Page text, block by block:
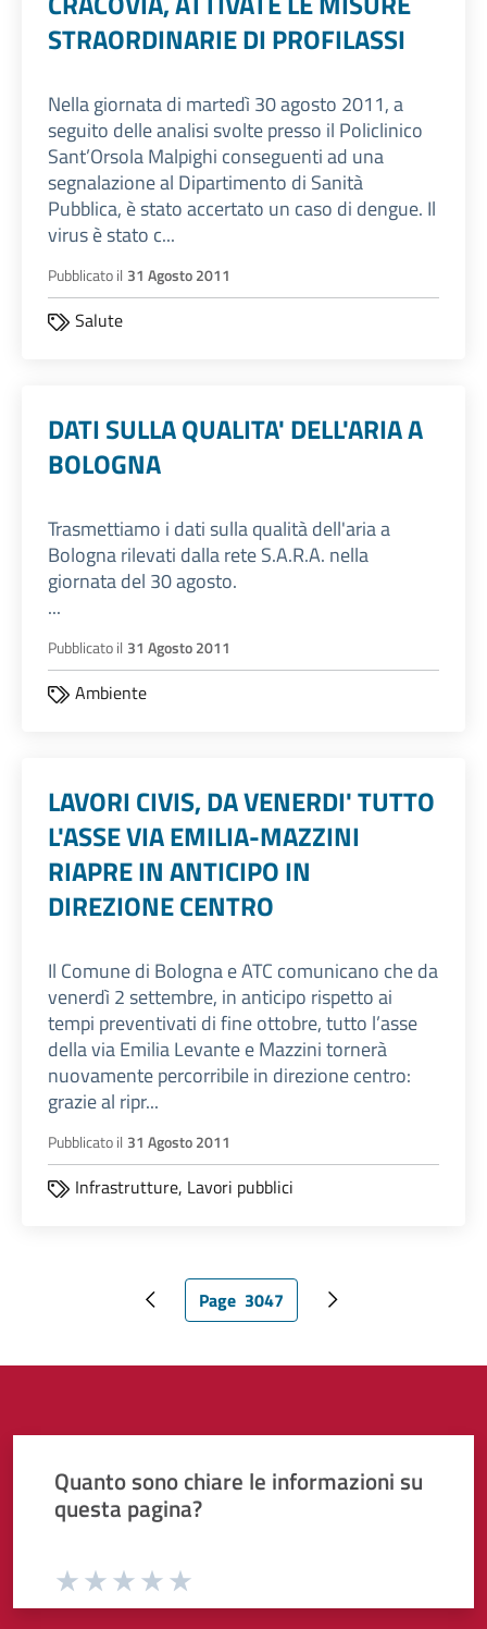
STRAORDINARIE DI PROFILASSI
Nella giornata di martedì 30 agosto 2011, a
seguito delle analisi svolte presso il Policlinico
Sant’Orsola Malpighi conseguenti ad una
segnalazione al Dipartimento di Sanità
Pubblica, è stato accertato un caso di dengue. Il
virus è stato c...
Pubblicato il 31 Agosto 2011
Salute
DATI SULLA QUALITA' DELL'ARIA A
BOLOGNA
Trasmettiamo i dati sulla qualità dell'aria a
Bologna rilevati dalla rete S.A.R.A. nella
giornata del 30 agosto.
...
Pubblicato il 31 Agosto 2011
Ambiente
LAVORI CIVIS, DA VENERDI' TUTTO
L'ASSE VIA EMILIA-MAZZINI
RIAPRE IN ANTICIPO IN
DIREZIONE CENTRO
Il Comune di Bologna e ATC comunicano che da
venerdì 2 settembre, in anticipo rispetto ai
tempi preventivati di fine ottobre, tutto l’asse
della via Emilia Levante e Mazzini tornerà
nuovamente percorribile in direzione centro:
grazie al ripr...
Pubblicato il 31 Agosto 2011
Infrastrutture, Lavori pubblici
Pagina precedentePagina attuale
Page 3047 Pagina successiva
Quanto sono chiare le informazioni su
questa pagina?
Valuta da 1 a 5 stelle la paginaValuta 4 stelle su 5
Valuta 3 stelle su 5
Valuta 2 stelle su 5
Valuta 1 stelle su 5